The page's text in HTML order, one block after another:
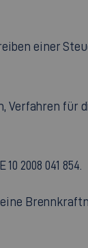
einer
Verfahren für
2008 041 854.